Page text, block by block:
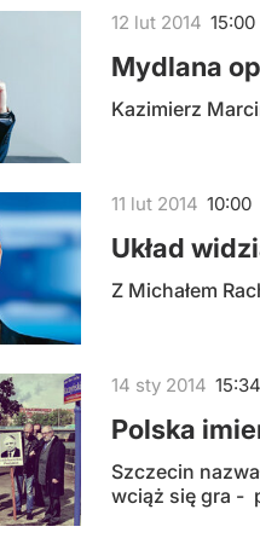
Mydlana
Kazimierz
12 lut 2014 15:00
Układ
Z Michałem
11 lut 2014 10:00
Polska
Szczecin
wciąż się gra -
14 sty 2014 15:34